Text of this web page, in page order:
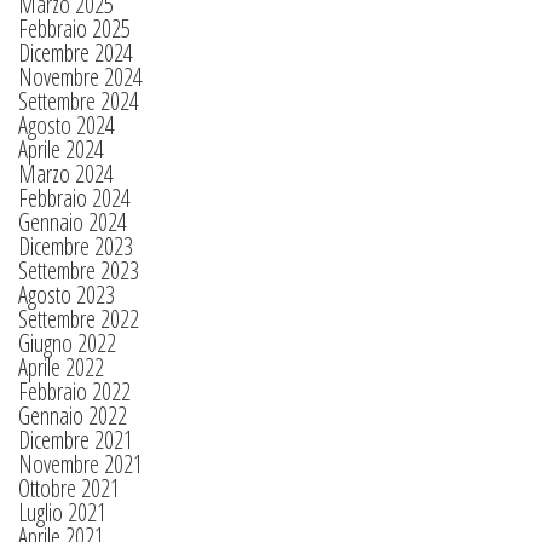
Febbraio 2025
Dicembre 2024
Novembre 2024
Settembre 2024
Agosto 2024
Aprile 2024
Marzo 2024
Febbraio 2024
Gennaio 2024
Dicembre 2023
Settembre 2023
Agosto 2023
Settembre 2022
Giugno 2022
Aprile 2022
Febbraio 2022
Gennaio 2022
Dicembre 2021
Novembre 2021
Ottobre 2021
Luglio 2021